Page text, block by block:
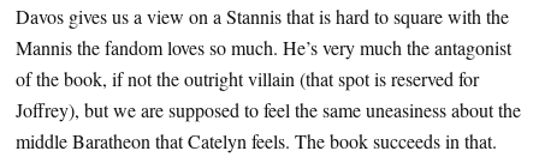
Davos gives us a view on a Stannis that is hard to square with the
Mannis the fandom loves so much. He’s very much the antagonist
of the book, if not the outright villain (that spot is reserved for
Joffrey), but we are supposed to feel the same uneasiness about the
middle Baratheon that Catelyn feels. The book succeeds in that.